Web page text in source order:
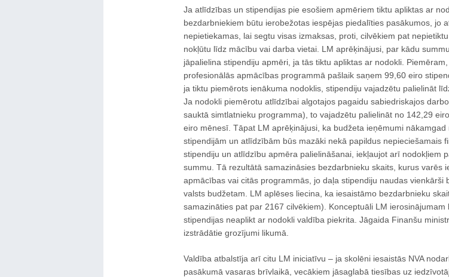
Ja atlīdzības un stipendijas pie esošiem apmēriem tiktu apliktas ar
bezdarbniekiem būtu ierobežotas iespējas piedalīties pasākumos, jo
nepietiekamas, lai segtu visas izmaksas, proti, cilvēkiem pat
nokļūtu līdz mācību vai darba vietai. LM aprēķinājusi, par kādu
jāpalielina stipendiju apmēri, ja tās tiktu apliktas ar nodokli.
profesionālās apmācības programmā pašlaik saņem 99,60 eiro
ja tiktu piemērots ienākuma nodoklis, stipendiju vajadzētu palielināt
Ja nodokli piemērotu atlīdzībai algotajos pagaidu sabiedriskajos
sauktā simtlatnieku programma), to vajadzētu palielināt no 142,29
eiro mēnesī. Tāpat LM aprēķinājusi, ka budžeta ieņēmumi nākamgad
stipendijām un atlīdzībām būs mazāki nekā papildus nepieciešamais
stipendiju un atlīdzību apmēra palielināšanai, iekļaujot arī nodokļiem
summu. Tā rezultātā samazināsies bezdarbnieku skaits, kurus varēs
apmācības vai citās programmās, jo daļa stipendiju naudas vienkārši
valsts budžetam. LM aplēses liecina, ka iesaistāmo bezdarbnieku
samazināties pat par 2167 cilvēkiem). Konceptuāli LM ierosinājumam
stipendijas neaplikt ar nodokli valdība piekrita. Jāgaida Finanšu
izstrādātie grozījumi likumā.
Valdība atbalstīja arī citu LM iniciatīvu – ja skolēni iesaistās NVA
pasākumā vasaras brīvlaikā, vecākiem jāsaglabā tiesības uz